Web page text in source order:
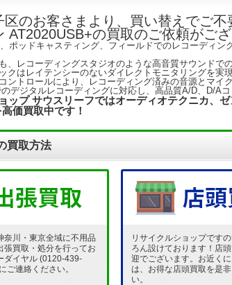
区のお客さまより、買い替えでご
AT2020USB+の買取のご依頼がござ
ポッドキャスティング、フィールドでのレコーディ
、レコーディングスタジオのような高音質サウンドでの
クはレイテンシーのないダイレクトモニタリングを実現
ントロールにより、レコーディング済みの音源とマイ
デジタルレコーディングに対応し、高品質A/D、D/Aコ
ップ サウスリーフではオーディオテクニカ、
高価買取中です！
買取方法
奈川・東京全域に不用品
張買取・処分を行ってお
ダイヤル (0120-439-
ご連絡ください。
リサイクルショップです
ろん設けております！店
迎でございます。お近く
は、お得な店頭買取を是
い。